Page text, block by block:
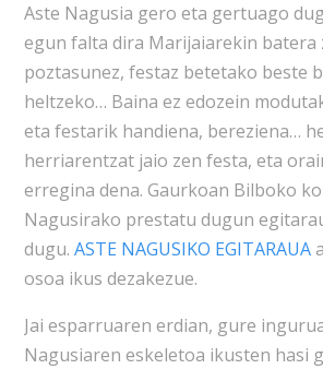
Aste Nagusia gero eta gertuago
egun falta dira Marijaiarekin batera
poztasunez, festaz betetako beste
heltzeko… Baina ez edozein
eta festarik handiena, bereziena…
herriarentzat jaio zen festa, eta
erregina dena. Gaurkoan Bilboko
Nagusirako prestatu dugun
dugu. ASTE NAGUSIKO EGITARAUA
osoa ikus dezakezue.
Jai esparruaren erdian, gure
Nagusiaren eskeletoa ikusten hasi